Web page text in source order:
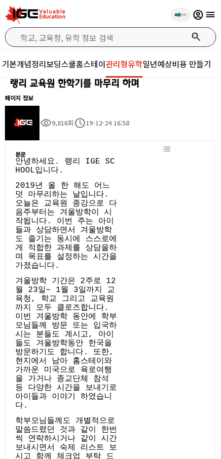
search
account_circle menu
기본개념정리보딩스쿨홈스테이관리형유학일년예상비용 만들기
랭리 교육원 한학기를 마무리 하며
페이지 정보
visibility9,816회 schedule19-12-24 16:58
본문
안녕하세요. 랭리 IGE SC
HOOL입니다.
2019년 올 한 해도 어느
덧 마무리하는 날입니다.
오늘은 교육원 종강으로 다
음주부터는 겨울방학이 시
작됩니다. 이번 주는 아이
들과 상담하면서 겨울방학
도 즐기는 동시에 스스로에
게 적합한 과제를 상담을하
며 목표를 설정하는 시간을
가졌습니다.
겨울방학 기간은 2주로 12
월 23일~ 1월 3일까지 교
육청, 학교 그리고 교육원
까지 모두 클로즈합니다.
이번 겨울방학 동안에 학부
모님들께 방문 또는 입국하
시는 분들도 계시고, 아이
들도 겨울방학동안 한국을
방문하기도 합니다. 또한,
현지에서 남아 홈스테이와
가까운 미국으로 육로여행
을 가거나 종교단체 참석
등 다양한 시간을 보내기로
아이들과 이야기 하였습니
다.
학부모님들께도 개별적으로
말씀드렸던 것과 같이 한번
씩 연락하시거나 같이 시간
보내시면서 숙제 리스트 보
시고 함께 체크업 부탁 드